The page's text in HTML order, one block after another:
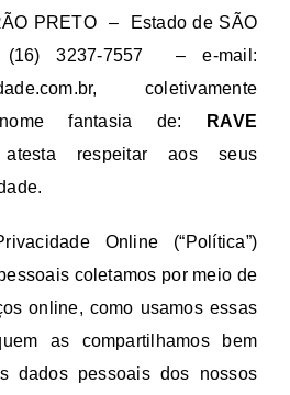
PRETO – Estado de SÃO
3237-7557 – e-mail:
coletivamente
fantasia de:
RAVE
respeitar aos seus
Online (“Política”)
coletamos por meio de
online, como usamos essas
as compartilhamos bem
dados pessoais dos nossos